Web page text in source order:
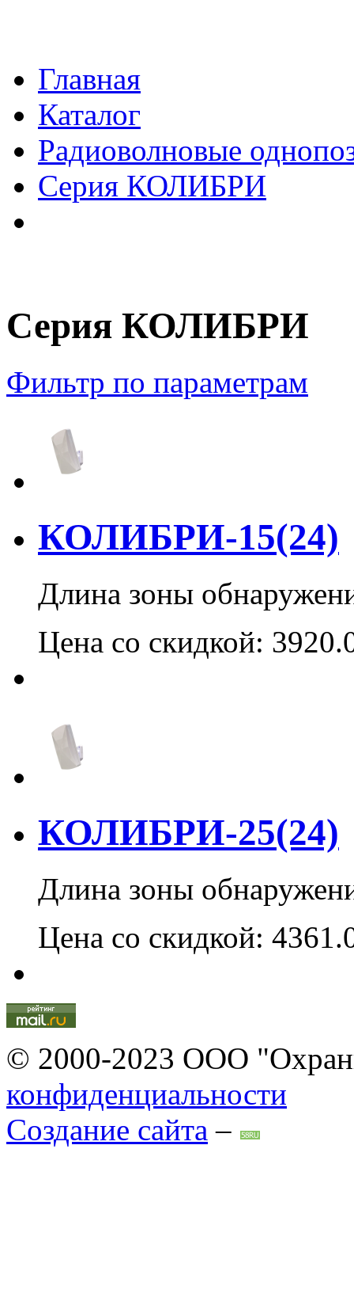
Главная
Каталог
Радиоволновые
Серия КОЛИБРИ
Серия КОЛИБРИ
Фильтр по параметрам
КОЛИБРИ-15(24)
Длина зоны
Цена со скидкой:
КОЛИБРИ-25(24)
Длина зоны
Цена со скидкой:
© 2000-2023 ООО
конфиденциальности
Создание сайта –